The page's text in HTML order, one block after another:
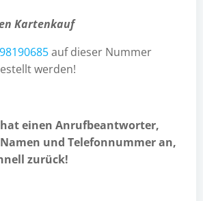
Kartenkauf
auf dieser Nummer
werden!
einen Anrufbeantworter,
und Telefonnummer an,
zurück!